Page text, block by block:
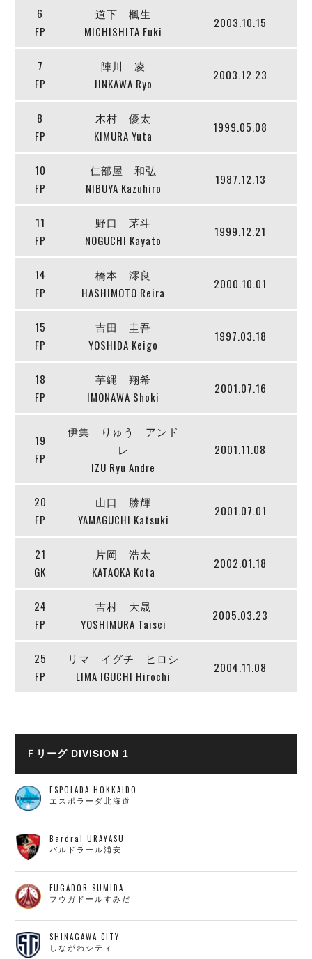
大会概要
アリーナ情報
過去の記録
アグレミーナ浜松
デウソン神戸
ミラクルスマイル新居浜
選手の通算記録（Ｆ１）
エスポラーダ北海道
バルドラール浦安
しながわシティ
立川アスレティックFC
湘南ベルマーレ
ボアルース長野
シュライカー大阪
ボルクバレット北九州
バサジィ大分
選手の通算記録（Ｆ２）
ヴォスクオーレ仙台
リガーレヴィア葛飾
Y．S．C．C．横浜
アグレミーナ浜松
デウソン神戸
ポルセイド浜田
6
FP
道下 楓生
MICHISHITA Fuki
2003.10.15
7
FP
陣川 凌
JINKAWA Ryo
2003.12.23
8
FP
木村 優太
KIMURA Yuta
1999.05.08
10
FP
仁部屋 和弘
NIBUYA Kazuhiro
1987.12.13
11
FP
野口 茅斗
NOGUCHI Kayato
1999.12.21
14
FP
橋本 澪良
HASHIMOTO Reira
2000.10.01
15
FP
吉田 圭吾
YOSHIDA Keigo
1997.03.18
18
FP
芋縄 翔希
IMONAWA Shoki
2001.07.16
19
FP
伊集 りゅう アンド
レ
IZU Ryu Andre
2001.11.08
20
FP
山口 勝輝
YAMAGUCHI Katsuki
2001.07.01
21
GK
片岡 浩太
KATAOKA Kota
2002.01.18
24
FP
吉村 大晟
YOSHIMURA Taisei
2005.03.23
25
FP
リマ イグチ ヒロシ
LIMA IGUCHI Hirochi
2004.11.08
Ｆリーグ DIVISION 1
ESPOLADA HOKKAIDO
エスポラーダ北海道
Bardral URAYASU
バルドラール浦安
FUGADOR SUMIDA
フウガドールすみだ
SHINAGAWA CITY
しながわシティ